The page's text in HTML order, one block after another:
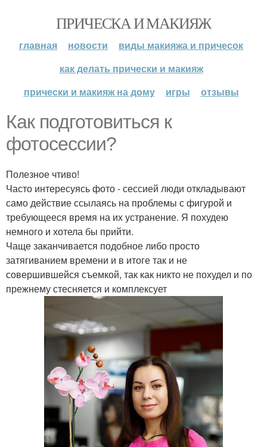
ПРИЧЕСКА И МАКИЯЖ
главная новости
виды макияжа и причесок
как делать прически и макияж
прически и макияж на дому
игры отзывы
Как подготовиться к
фотосессии?
Полезное чтиво!
Часто интересуясь фото - сессией люди откладывают
само действие ссылаясь на проблемы с фигурой и
требующееся время на их устранение. Я похудею
немного и хотела бы прийти.
Чаще заканчивается подобное либо просто
затягиванием времени и в итоге так и не
совершившейся съемкой, так как никто не похудел и по
прежнему стесняется и комплексует